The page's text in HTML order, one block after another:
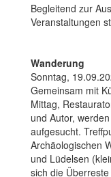
Begleitend zur
Veranstaltungen
Wanderung
Sonntag,
Gemeinsam mit
Mittag,
und Autor,
aufgesucht.
Archäologischen
und Lüdelsen
sich die